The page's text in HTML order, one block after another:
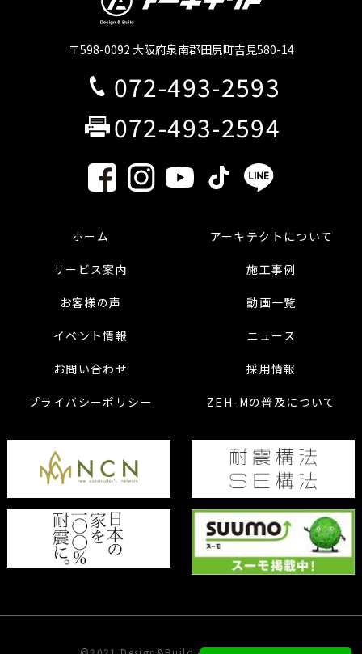
〒598-0092 大阪府泉南郡田尻町吉見580-14
072-493-2593
072-493-2594
ホーム アーキテクトについて
サービス案内 施工事例
お客様の声 動画一覧
イベント情報 ニュース
お問い合わせ 採用情報
プライバシーポリシー ZEH-Mの普及について